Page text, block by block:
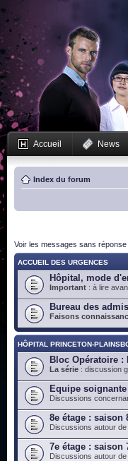
Accueil News
Index du forum
Voir les messages sans réponse
ACCUEIL DES URGENCES
Hôpital, mode
Important : à lire
Bureau des
Faisons
HÔPITAL PRINCETON-
Bloc Opératoire :
La série : discussion
Equipe soignante
Discussions
8e étage : saison
Discussions autour
7e étage : saison
Discussions autour